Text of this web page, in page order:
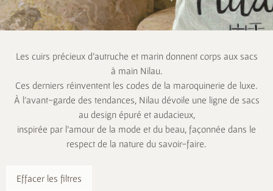
Les cuirs précieux d’autruche et marin donnent corps aux sacs
à main Nilau.
Ces derniers réinventent les codes de la maroquinerie de luxe.
À l’avant-garde des tendances, Nilau dévoile une ligne de sacs
au design épuré et audacieux,
inspirée par l’amour de la mode et du beau, façonnée dans le
respect de la nature du savoir-faire.
Effacer les filtres